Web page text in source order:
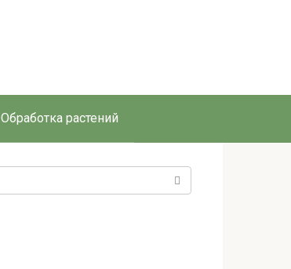
Обработка растений